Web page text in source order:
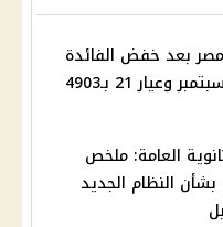
بعد خفض الفائدة
صباح الخميس 18 سبتمبر وعيار 21 بـ4903
العامة: ملخص
بشأن النظام الجديد